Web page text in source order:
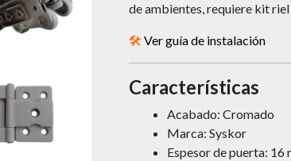
de ambientes, requiere kit
🛠️ Ver guía de instalación
Características
Acabado: Cromado
Marca: Syskor
Espesor de puerta: 16